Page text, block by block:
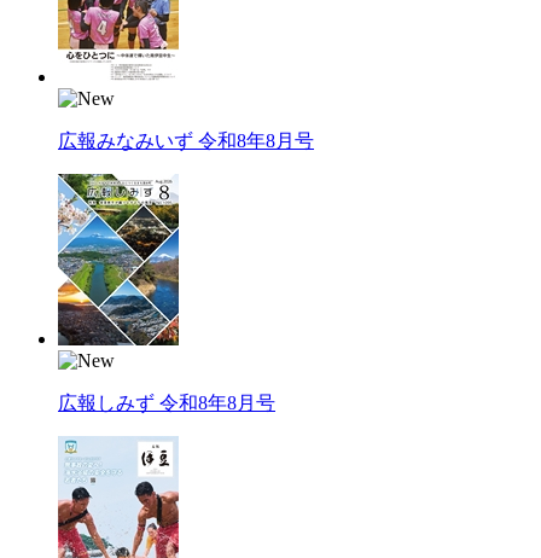
広報みなみいず 令和8年8月号
広報しみず 令和8年8月号